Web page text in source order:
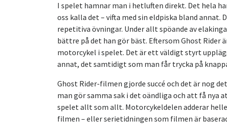
I spelet hamnar man i hetluften direkt. Det hela
oss kalla det – vifta med sin eldpiska bland annat.
repetitiva övningar. Under allt spöande av
bättre på det han gör bäst. Eftersom Ghost
motorcykel i spelet. Det är ett väldigt styrt
annat, det samtidigt som man får trycka på
Ghost Rider-filmen gjorde succé och det är nog
man gör samma sak i det oändliga och att få
spelet allt som allt. Motorcykeldelen adderar
filmen – eller serietidningen som filmen är